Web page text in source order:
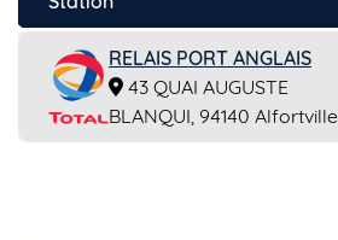
RELAIS PORT ANGLAIS
43 QUAI AUGUSTE
BLANQUI, 94140 Alfortville